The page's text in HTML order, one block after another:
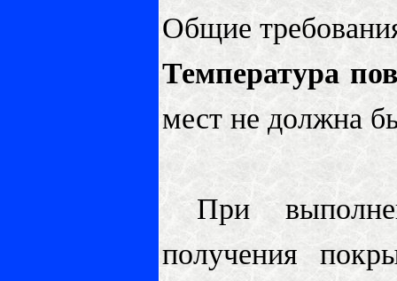
Общие
Температура
мест не должна
При
получения